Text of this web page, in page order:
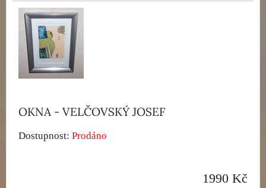
OKNA - VELČOVSKÝ JOSEF
Dostupnost: Prodáno
1990 Kč